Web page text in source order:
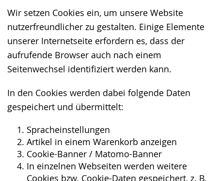
Wir setzen Cookies ein, um unsere Website
nutzerfreundlicher zu gestalten. Einige Elemente
unserer Internetseite erfordern es, dass der
aufrufende Browser auch nach einem
Seitenwechsel identifiziert werden kann.
In den Cookies werden dabei folgende Daten
gespeichert und übermittelt:
Spracheinstellungen
Artikel in einem Warenkorb anzeigen
Cookie-Banner / Matomo-Banner
In einzelnen Webseiten werden weitere
Cookies bzw. Cookie-Daten gespeichert, z. B.